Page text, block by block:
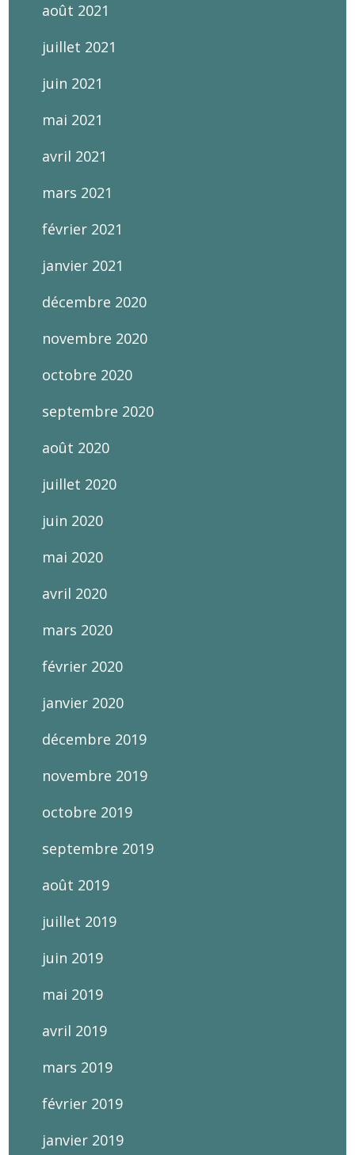
août 2021
juillet 2021
juin 2021
mai 2021
avril 2021
mars 2021
février 2021
janvier 2021
décembre 2020
novembre 2020
octobre 2020
septembre 2020
août 2020
juillet 2020
juin 2020
mai 2020
avril 2020
mars 2020
février 2020
janvier 2020
décembre 2019
novembre 2019
octobre 2019
septembre 2019
août 2019
juillet 2019
juin 2019
mai 2019
avril 2019
mars 2019
février 2019
janvier 2019